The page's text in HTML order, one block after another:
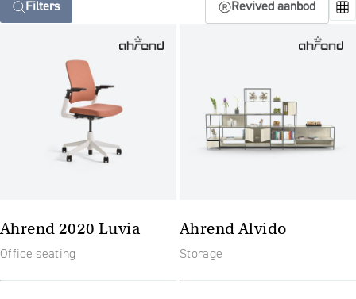
Filters Revived aanbod
Ahrend 2020 Luvia
Office seating
Ahrend Alvido
Storage